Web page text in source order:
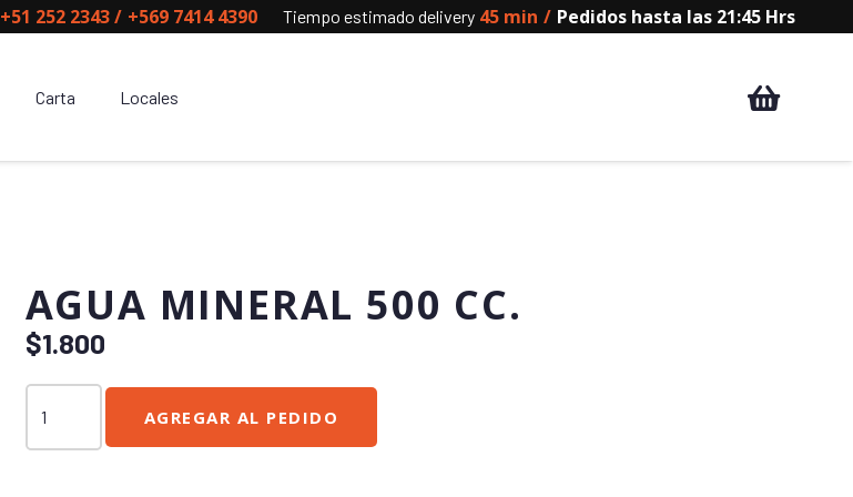
+51 252 2343 / +569 7414 4390 Tiempo estimado delivery 45 min / Pedidos hasta las 21:45 Hrs
Carta Locales
AGUA MINERAL 500 CC.
$1.800
Mineral
500
AGREGAR AL PEDIDO